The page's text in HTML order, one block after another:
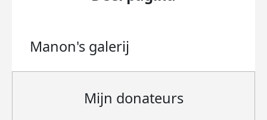
Manon's galerij
Mijn donateurs